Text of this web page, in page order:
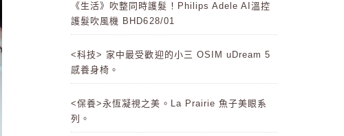
《生活》吹整同時護髮！Philips Adele AI溫控
護髮吹風機 BHD628/01
<科技> 家中最受歡迎的小三 OSIM uDream 5
感養身椅。
<保養>永恆凝視之美。La Prairie 魚子美眼系
列。